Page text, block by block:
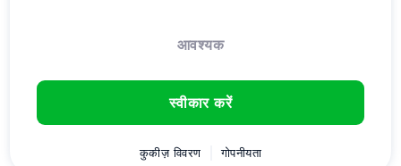
दृश्य 1533
आवश्यक
स्वीकार करें
कुकीज़ विवरण गोपनीयता